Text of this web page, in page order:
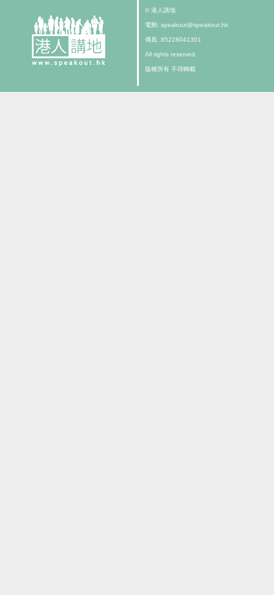
© 港人講地
電郵: speakout@speakout.hk
傳真: 85228041301
All rights reserved.
版權所有 不得轉載